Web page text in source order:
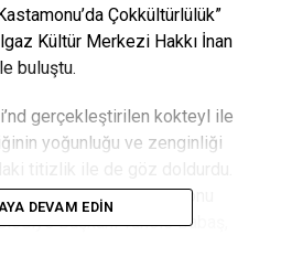
Çokkültürlülük”
Kültür Merkezi Hakkı İnan
buluştu.
gerçekleştirilen kokteyl ile
yoğunluğu ve zenginliği
sergi açılışında Kastamonu
Başkanı Tahsis Babaş,
DEVAM EDIN